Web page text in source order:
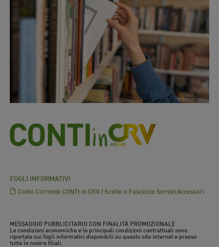
FOGLI INFORMATIVI
Conto Corrente CONTI in CRV / Scelto e Fascicolo Servizi Accessori
MESSAGGIO PUBBLICITARIO CON FINALITÀ PROMOZIONALE
Le condizioni economiche e le principali condizioni contrattuali sono
riportate sui fogli informativi disponibili su questo sito internet e presso
tutte le nostre filiali.